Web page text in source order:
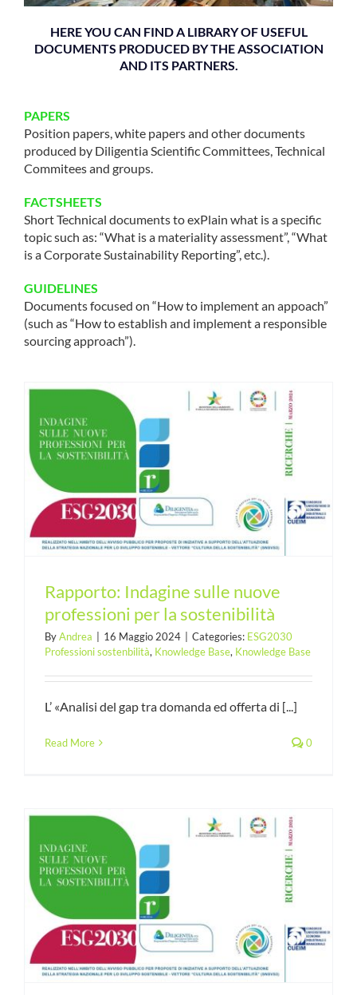
HERE YOU CAN FIND A LIBRARY OF USEFUL
DOCUMENTS PRODUCED BY THE ASSOCIATION
AND ITS PARTNERS.
PAPERS
Position papers, white papers and other documents
produced by Diligentia Scientific Committees, Technical
Commitees and groups.
FACTSHEETS
Short Technical documents to exPlain what is a specific
topic such as: “What is a materiality assessment”, “What
is a Corporate Sustainability Reporting”, etc.).
GUIDELINES
Documents focused on “How to implement an appoach”
(such as “How to establish and implement a responsible
sourcing approach”).
Rapporto: Indagine sulle nuove
professioni per la sostenibilità
ByAndrea 16 Maggio 2024 Categories: ESG2030
Professioni sostenbilità, Knowledge Base, Knowledge Base
L’ «Analisi del gap tra domanda ed offerta di [...]
Read More 0